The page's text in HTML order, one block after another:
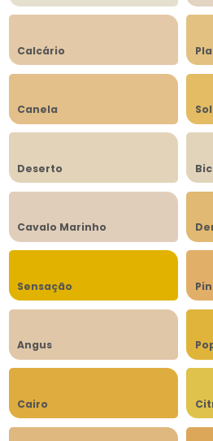
Calcário
Canela
Deserto
Cavalo Marinho
Sensação
Angus
Cairo